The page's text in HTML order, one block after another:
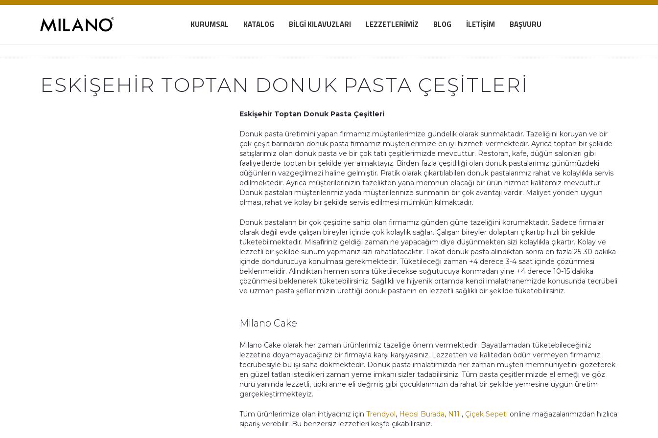
KURUMSAL KATALOG BILGI KILAVUZLARI LEZZETLERIMIZ BLOG İLETIŞIM BAŞVURU
ESKIŞEHIR TOPTAN DONUK PASTA ÇEŞITLERI
Eskişehir Toptan Donuk Pasta Çeşitleri
Donuk pasta üretimini yapan firmamız müşterilerimize gündelik olarak sunmaktadır. Tazeliğini koruyan ve bir
çok çeşit barındıran donuk pasta firmamız müşterilerimize en iyi hizmeti vermektedir. Ayrıca toptan bir şekilde
satışlarımız olan donuk pasta ve bir çok tatlı çeşitlerimizde mevcuttur. Restoran, kafe, düğün salonları gibi
faaliyetlerde toptan bir şekilde yer almaktayız. Birden fazla çeşitliliği olan donuk pastalarımız günümüzdeki
düğünlerin vazgeçilmezi haline gelmiştir. Pratik olarak çıkartılabilen donuk pastalarımız rahat ve kolaylıkla servis
edilmektedir. Ayrıca müşterilerinizin tazelikten yana memnun olacağı bir ürün hizmet kalitemiz mevcuttur.
Donuk pastaları müşterilerimiz yada müşterilerinize sunmanın bir çok avantajı vardır. Maliyet yönden uygun
olması, rahat ve kolay bir şekilde servis edilmesi mümkün kılmaktadır.
Donuk pastaların bir çok çeşidine sahip olan firmamız günden güne tazeliğini korumaktadır. Sadece firmalar
olarak değil evde çalışan bireyler içinde çok kolaylık sağlar. Çalışan bireyler dolaptan çıkartıp hızlı bir şekilde
tüketebilmektedir. Misafiriniz geldiği zaman ne yapacağım diye düşünmekten sizi kolaylıkla çıkartır. Kolay ve
lezzetli bir şekilde sunum yapmanız sizi rahatlatacaktır. Fakat donuk pasta alındıktan sonra en fazla 25-30 dakika
içinde dondurucuya konulması gerekmektedir. Tüketileceği zaman +4 derece 3-4 saat içinde çözünmesi
beklenmelidir. Alındıktan hemen sonra tüketilecekse soğutucuya konmadan yine +4 derece 10-15 dakika
çözünmesi beklenerek tüketebilirsiniz. Sağlıklı ve hijyenik ortamda kendi imalathanemizde konusunda tecrübeli
ve uzman pasta şeflerimizin ürettiği donuk pastanın en lezzetli sağlıklı bir şekilde tüketebilirsiniz.
Milano Cake
Milano Cake olarak her zaman ürünlerimiz tazeliğe önem vermektedir. Bayatlamadan tüketebileceğiniz
lezzetine doyamayacağınız bir firmayla karşı karşıyasınız. Lezzetten ve kaliteden ödün vermeyen firmamız
tecrübesiyle bu işi saha dökmektedir. Donuk pasta imalatımızda her zaman müşteri memnuniyetini gözeterek
en güzel tatları istedikleri zaman yeme imkanı sizler tadabilirsiniz. Tüm pasta çeşitlerimizde el emeği ve göz
nuru yanında lezzetli, tıpkı anne eli değmiş gibi çocuklarımızın da rahat bir şekilde yemesine uygun üretim
gerçekleştirmekteyiz.
Tüm ürünlerimize olan ihtiyacınız içinTrendyol, Hepsi Burada, N11 , Çiçek Sepeti online mağazalarımızdan hızlıca
sipariş verebilir. Bu benzersiz lezzetleri keşfe çıkabilirsiniz.